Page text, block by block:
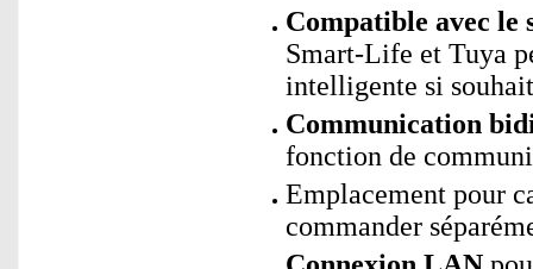
Compatible avec le
Smart-Life et Tuya
intelligente si
Communication
fonction de
Emplacement pour
commander